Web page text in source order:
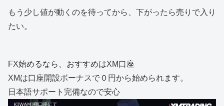
もう少し値が動くのを待ってから、下がったら売りで入り
たい。
FX始めるなら、おすすめはXM口座
XMは口座開設ボーナスで０円から始められます。
日本語サポート完備なので安心